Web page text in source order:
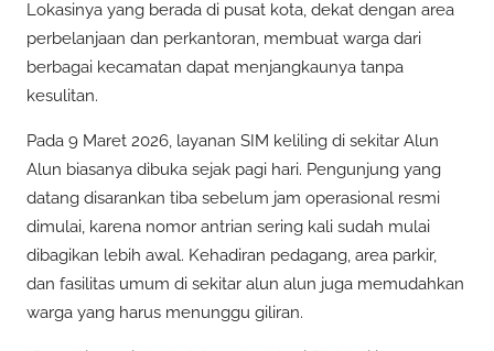
Lokasinya yang berada di pusat kota, dekat dengan area
perbelanjaan dan perkantoran, membuat warga dari
berbagai kecamatan dapat menjangkaunya tanpa
kesulitan.
Pada 9 Maret 2026, layanan SIM keliling di sekitar Alun
Alun biasanya dibuka sejak pagi hari. Pengunjung yang
datang disarankan tiba sebelum jam operasional resmi
dimulai, karena nomor antrian sering kali sudah mulai
dibagikan lebih awal. Kehadiran pedagang, area parkir,
dan fasilitas umum di sekitar alun alun juga memudahkan
warga yang harus menunggu giliran.